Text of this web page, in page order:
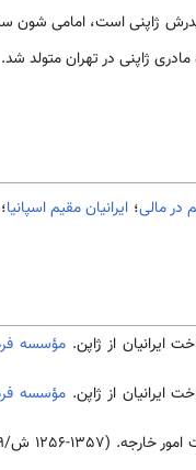
در مالی؛ ايرانيان مقيم اسپانیا
مؤسسه
مؤسسه